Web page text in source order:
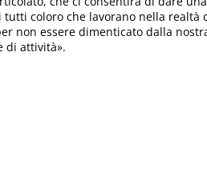
coloro che lavorano nella realtà
non essere dimenticato dalla
di attività».